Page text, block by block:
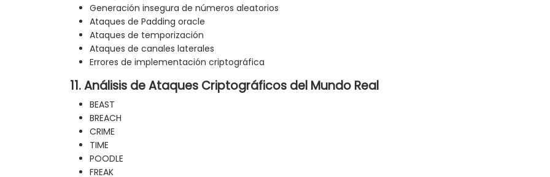
Generación insegura de números aleatorios
Ataques de Padding oracle
Ataques de temporización
Ataques de canales laterales
Errores de implementación criptográfica
11. Análisis de Ataques Criptográficos del Mundo Real
BEAST
BREACH
CRIME
TIME
POODLE
FREAK